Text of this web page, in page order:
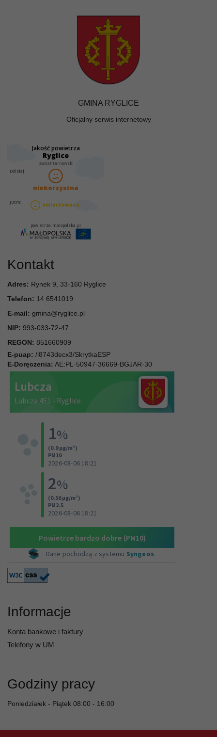
GMINA RYGLICE
Oficjalny serwis internetowy
Kontakt
Adres: Rynek 9, 33-160 Ryglice
Telefon: 14 6541019
E-mail: gmina@ryglice.pl
NIP: 993-033-72-47
REGON: 851660909
E-puap: /i8743decx3/SkrytkaESP
E-Doręczenia: AE:PL-50947-36669-BGJAR-30
Informacje
Konta bankowe i faktury
Telefony w UM
Godziny pracy
Poniedziałek - Piątek 08:00 - 16:00